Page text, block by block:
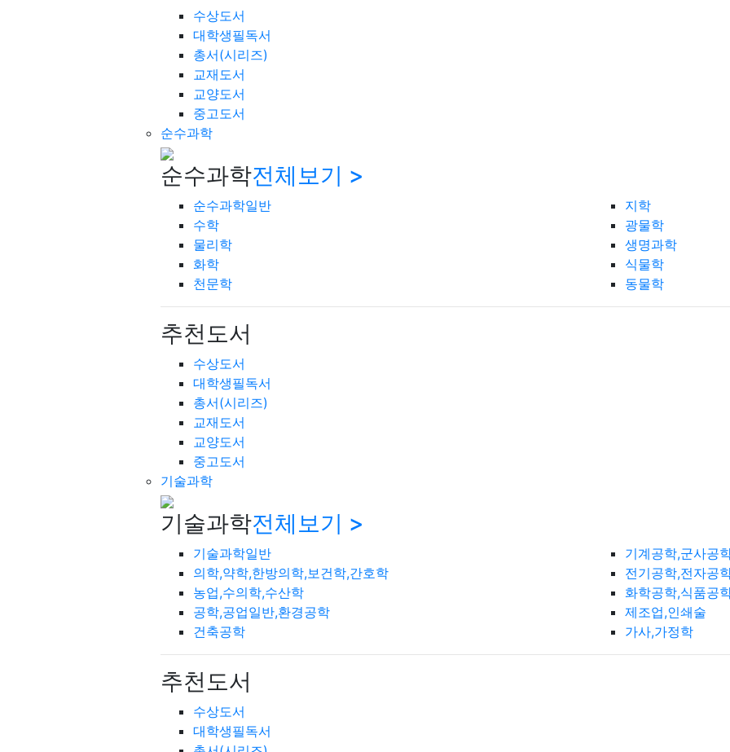
수상도서
대학생필독서
총서(시리즈)
교재도서
교양도서
중고도서
순수과학
순수과학전체보기 >
순수과학일반
수학
물리학
화학
천문학
지학
광물학
생명과학
식물학
동물학
추천도서
수상도서
대학생필독서
총서(시리즈)
교재도서
교양도서
중고도서
기술과학
기술과학전체보기 >
기술과학일반
의학,약학,한방의학,보건학,간호학
농업,수의학,수산학
공학,공업일반,환경공학
건축공학
기계공학,군사공
전기공학,전자공
화학공학,식품공
제조업,인쇄술
가사,가정학
추천도서
수상도서
대학생필독서